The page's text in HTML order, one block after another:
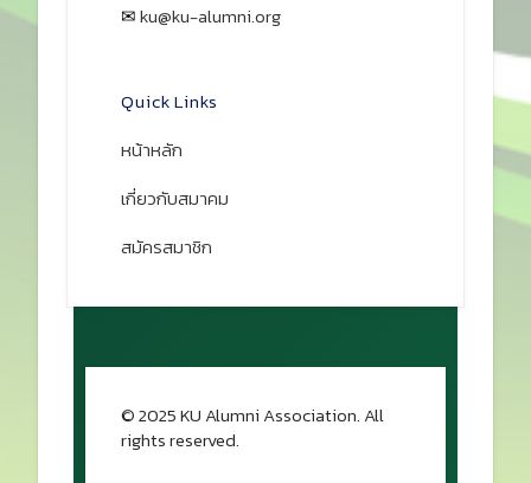
✉ku@ku-alumni.org
Quick Links
หน้าหลัก
เกี่ยวกับสมาคม
สมัครสมาชิก
© 2025 KU Alumni Association. All
rights reserved.